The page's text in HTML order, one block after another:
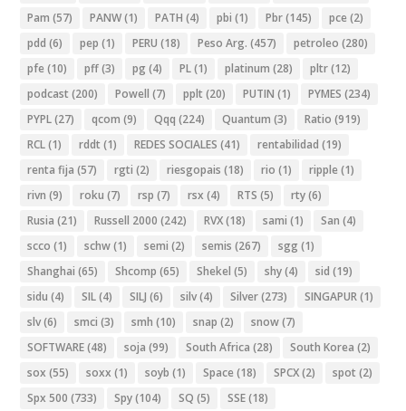
Pam (57) PANW(1) PATH (4) pbi (1) Pbr(145) pce (2)
pdd (6) pep (1) PERU (18) Peso Arg. (457) petroleo (280)
pfe (10) pff(3) pg (4) PL(1) platinum (28) pltr(12)
podcast (200) Powell (7) pplt (20) PUTIN (1) PYMES (234)
PYPL(27) qcom (9) Qqq (224) Quantum (3) Ratio (919)
RCL(1) rddt (1) REDES SOCIALES (41) rentabilidad (19)
renta fija (57) rgti (2) riesgopais (18) rio (1) ripple (1)
rivn (9) roku (7) rsp (7) rsx (4) RTS (5) rty(6)
Rusia (21) Russell 2000 (242) RVX(18) sami (1) San (4)
scco (1) schw(1) semi (2) semis (267) sgg (1)
Shanghai (65) Shcomp (65) Shekel (5) shy(4) sid (19)
sidu (4) SIL(4) SILJ (6) silv(4) Silver(273) SINGAPUR(1)
slv(6) smci (3) smh (10) snap (2) snow(7)
SOFTWARE(48) soja (99) South Africa (28) South Korea (2)
sox (55) soxx (1) soyb (1) Space (18) SPCX(2) spot (2)
Spx 500 (733) Spy(104) SQ (5) SSE(18)